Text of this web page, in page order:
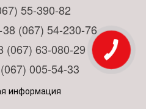
55-390-82
(067) 54-230-76
(067) 63-080-29
005-54-33
информация